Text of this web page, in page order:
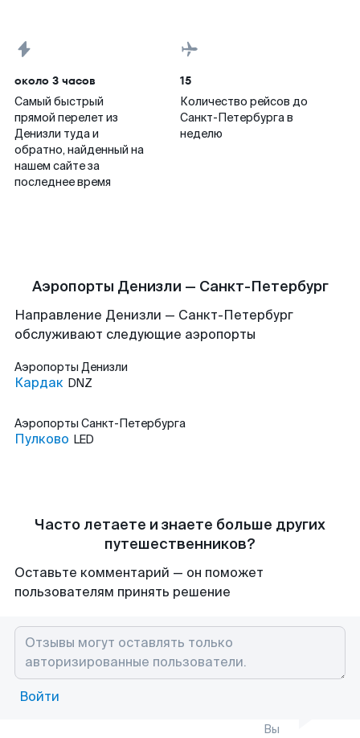
около 3 часов
Самый быстрый
прямой перелет из
Денизли туда и
обратно, найденный на
нашем сайте за
последнее время
15
Количество рейсов до
Санкт-Петербурга в
неделю
Аэропорты Денизли — Санкт-Петербург
Направление Денизли — Санкт-Петербург
обслуживают следующие аэропорты
Аэропорты Денизли
Кардак DNZ
Аэропорты Санкт-Петербурга
Пулково LED
Часто летаете и знаете больше других
путешественников?
Оставьте комментарий — он поможет
пользователям принять решение
Войти
Вы